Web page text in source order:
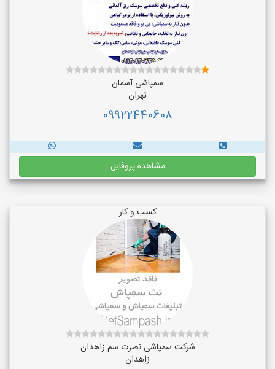
سمپاشی آسمان
تهران
09922440608
مشاهده پروفایل
کسب و کار
شرکت سمپاشی نصرت سم زاهدان
زاهدان